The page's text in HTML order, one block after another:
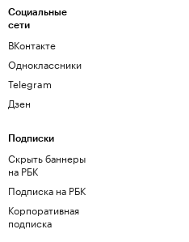
Социальные
сети
ВКонтакте
Одноклассники
Telegram
Дзен
Подписки
Скрыть баннеры
на РБК
Подписка на РБК
Корпоративная
подписка